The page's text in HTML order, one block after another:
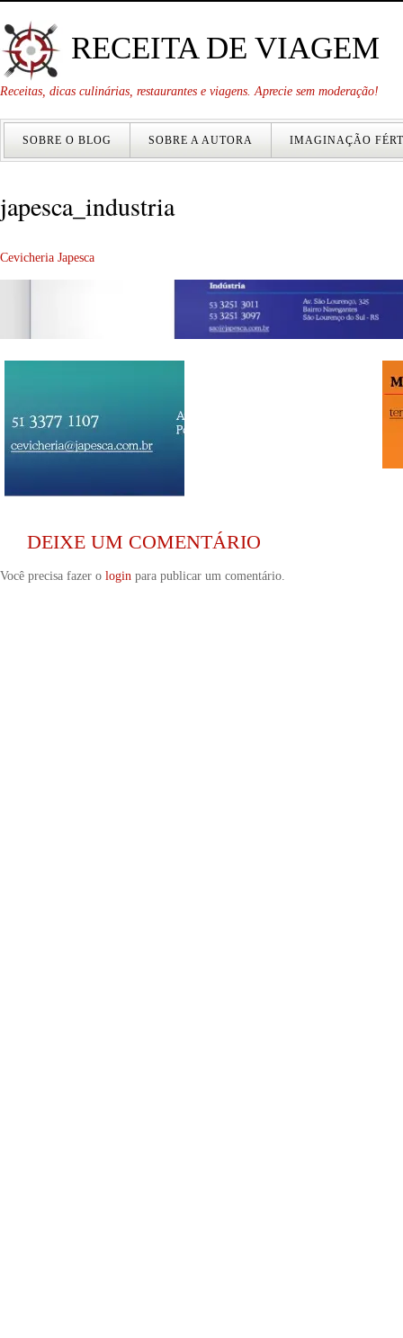
RECEITA DE VIAGEM
Receitas, dicas culinárias, restaurantes e viagens. Aprecie sem moderação!
SOBRE O BLOG SOBRE A AUTORA IMAGINAÇÃO
japesca_industria
Cevicheria Japesca
DEIXE UM COMENTÁRIO
Você precisa fazer o login para publicar um comentário.